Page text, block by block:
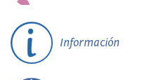
Información